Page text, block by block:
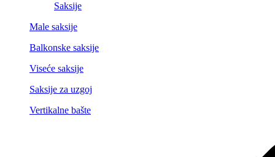
Saksije
Male saksije
Balkonske saksije
Viseće saksije
Saksije za uzgoj
Vertikalne bašte